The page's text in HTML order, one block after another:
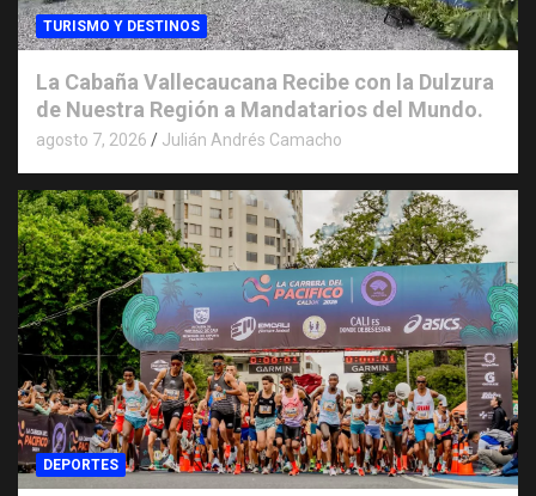
TURISMO Y DESTINOS
La Cabaña Vallecaucana Recibe con la Dulzura
de Nuestra Región a Mandatarios del Mundo.
agosto 7, 2026 Julián Andrés Camacho
DEPORTES